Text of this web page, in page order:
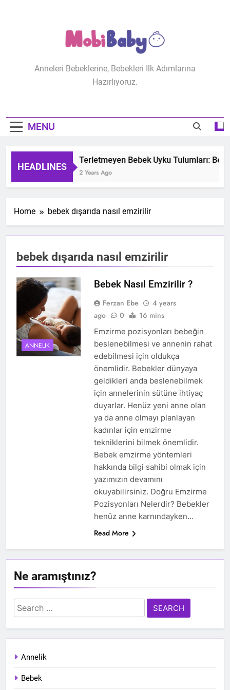
MobiBaby
Anneleri Bebeklerine, Bebekleri Ilk Adımlarına
Hazırlıyoruz.
MENU
HEADLINES
Terletmeyen Bebek Uyku Tulumları:
2 Years Ago
Home bebek dışarıda nasıl emzirilir
bebek dışarıda nasıl emzirilir
ANNELIK
Bebek Nasıl Emzirilir ?
Ferzan Ebe
4 years
ago
0 16 mins
Emzirme pozisyonları bebeğin
beslenebilmesi ve annenin rahat
edebilmesi için oldukça
önemlidir. Bebekler dünyaya
geldikleri anda beslenebilmek
için annelerinin sütüne ihtiyaç
duyarlar. Henüz yeni anne olan
ya da anne olmayı planlayan
kadınlar için emzirme
tekniklerini bilmek önemlidir.
Bebek emzirme yöntemleri
hakkında bilgi sahibi olmak için
yazımızın devamını
okuyabilirsiniz. Doğru Emzirme
Pozisyonları Nelerdir? Bebekler
henüz anne karnındayken…
Read More
Ne aramıştınız?
Search
for:
Annelik
Bebek